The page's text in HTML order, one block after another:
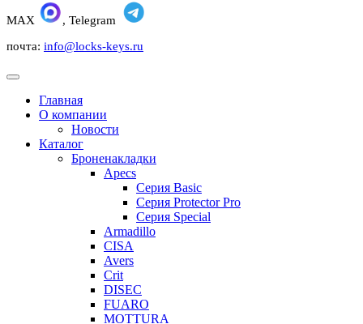
MAX
, Telegram
почта: info@locks-keys.ru
Главная
О компании
Новости
Каталог
Броненакладки
Apecs
Серия Basic
Серия Protector Pro
Серия Special
Armadillo
CISA
Avers
Crit
DISEC
FUARO
MOTTURA